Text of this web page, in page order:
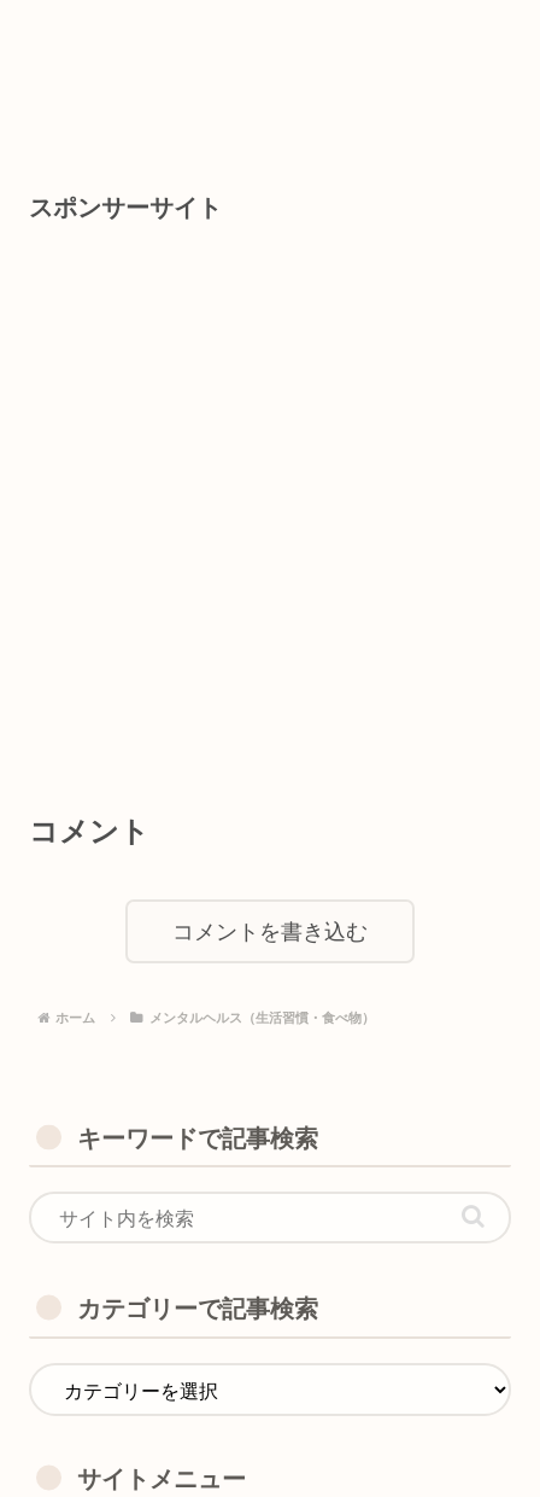
スポンサーサイト
コメント
コメントを書き込む
ホーム メンタルヘルス（生活習慣・食べ物）
キーワードで記事検索
カテゴリーで記事検索
サイトメニュー